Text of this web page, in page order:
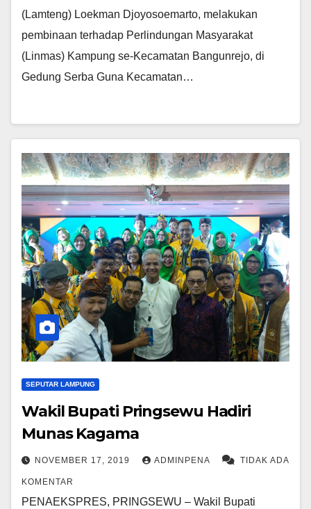
(Lamteng) Loekman Djoyosoemarto, melakukan
pembinaan terhadap Perlindungan Masyarakat
(Linmas) Kampung se-Kecamatan Bangunrejo, di
Gedung Serba Guna Kecamatan…
SEPUTAR LAMPUNG
Wakil Bupati Pringsewu Hadiri
Munas Kagama
NOVEMBER 17, 2019 ADMINPENA TIDAK ADA
KOMENTAR
PENAEKSPRES, PRINGSEWU – Wakil Bupati